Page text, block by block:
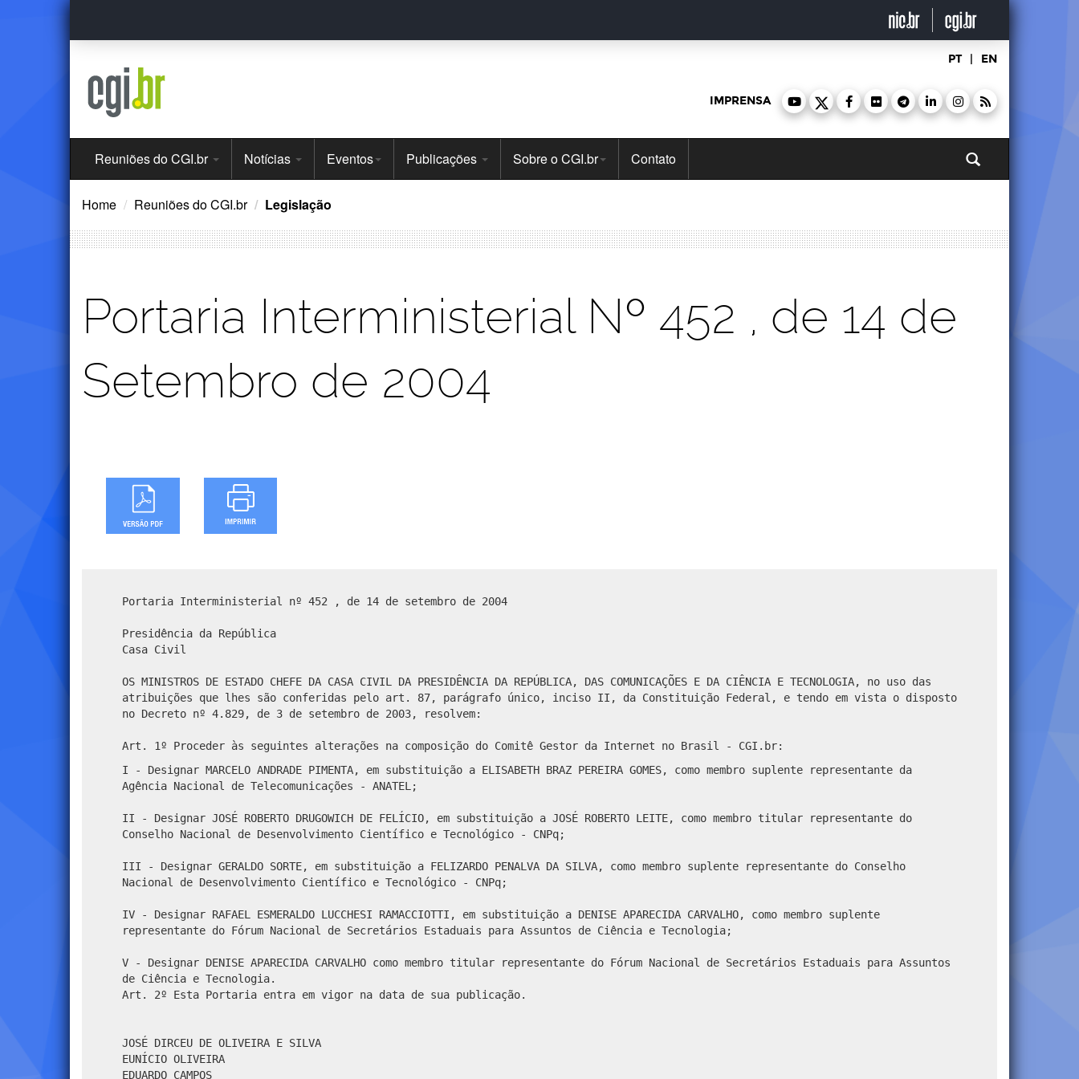
Ir
o
PT | EN
IMPRENSA
Menu
Principal
Reuniões do CGI.br Notícias Eventos Publicações Sobre o CGI.br Contato
Home Reuniões do CGI.br Legislação
Portaria Interministerial Nº 452 , de 14 de
Setembro de 2004
Portaria Interministerial nº 452 , de 14 de setembro de 2004
Presidência da República
Casa Civil
OS MINISTROS DE ESTADO CHEFE DA CASA CIVIL DA PRESIDÊNCIA DA REPÚBLICA, DAS COMUNICAÇÕES E DA CIÊNCIA E TECNOLOGIA, no uso das
atribuições que lhes são conferidas pelo art. 87, parágrafo único, inciso II, da Constituição Federal, e tendo em vista o disposto
no Decreto nº 4.829, de 3 de setembro de 2003, resolvem:
Art. 1º Proceder às seguintes alterações na composição do Comitê Gestor da Internet no Brasil - CGI.br:
I - Designar MARCELO ANDRADE PIMENTA, em substituição a ELISABETH BRAZ PEREIRA GOMES, como membro suplente representante da
Agência Nacional de Telecomunicações - ANATEL;
II - Designar JOSÉ ROBERTO DRUGOWICH DE FELÍCIO, em substituição a JOSÉ ROBERTO LEITE, como membro titular representante do
Conselho Nacional de Desenvolvimento Científico e Tecnológico - CNPq;
III - Designar GERALDO SORTE, em substituição a FELIZARDO PENALVA DA SILVA, como membro suplente representante do Conselho
Nacional de Desenvolvimento Científico e Tecnológico - CNPq;
IV - Designar RAFAEL ESMERALDO LUCCHESI RAMACCIOTTI, em substituição a DENISE APARECIDA CARVALHO, como membro suplente
representante do Fórum Nacional de Secretários Estaduais para Assuntos de Ciência e Tecnologia;
V - Designar DENISE APARECIDA CARVALHO como membro titular representante do Fórum Nacional de Secretários Estaduais para Assuntos
de Ciência e Tecnologia.
Art. 2º Esta Portaria entra em vigor na data de sua publicação.
JOSÉ DIRCEU DE OLIVEIRA E SILVA
EUNÍCIO OLIVEIRA
EDUARDO CAMPOS